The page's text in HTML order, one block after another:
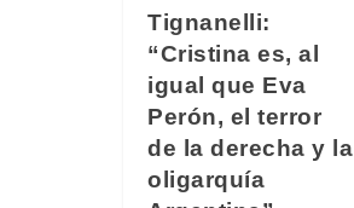
Tignanelli:
“Cristina es, al
igual que Eva
Perón, el terror
de la derecha y la
oligarquía